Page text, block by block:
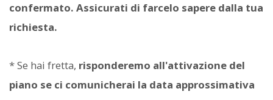
confermato. Assicurati di farcelo sapere dalla tua
richiesta.
* Se hai fretta, risponderemo all'attivazione del
piano se ci comunicherai la data approssimativa